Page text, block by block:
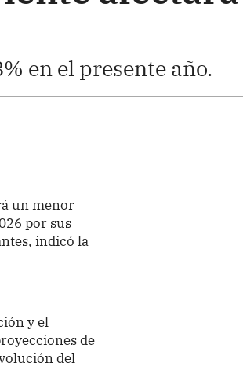
en el presente año.
un menor
por sus
indicó la
y el
de
del